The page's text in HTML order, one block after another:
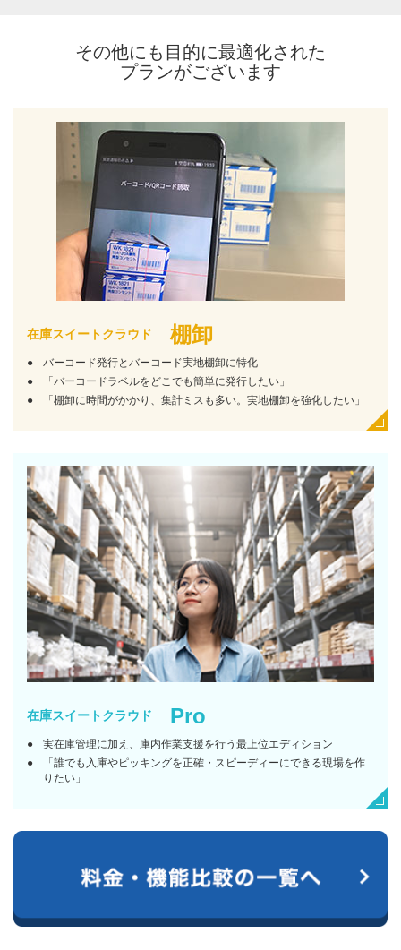
その他にも目的に最適化された
プランがございます
在庫スイートクラウド 棚卸
バーコード発行とバーコード実地棚卸に特化
「バーコードラベルをどこでも簡単に発行したい」
「棚卸に時間がかかり、集計ミスも多い。実地棚卸を強化したい」
在庫スイートクラウド Pro
実在庫管理に加え、庫内作業支援を行う最上位エディション
「誰でも入庫やピッキングを正確・スピーディーにできる現場を作
りたい」